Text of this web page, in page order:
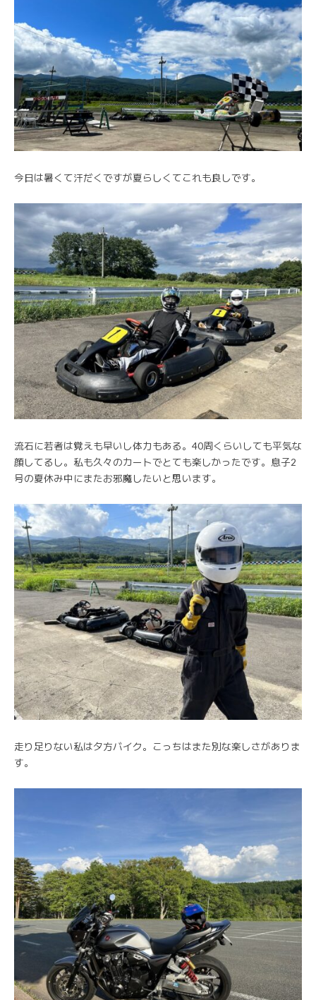
今日は暑くて汗だくですが夏らしくてこれも良しです。
流石に若者は覚えも早いし体力もある。40周くらいしても平気な
顔してるし。私も久々のカートでとても楽しかったです。息子2
号の夏休み中にまたお邪魔したいと思います。
走り足りない私は夕方バイク。こっちはまた別な楽しさがありま
す。